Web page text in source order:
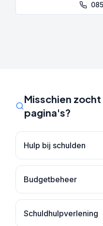
Misschien
pagina's?
Hulp bij schulden
Budgetbeheer
Schuldhulpverlening